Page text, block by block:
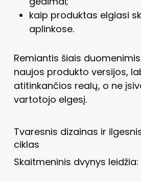
kaip produktas elgiasi
aplinkose.
Remiantis šiais
naujos produkto versijos,
atitinkančios realų, o ne
vartotojo elgesį.
Tvaresnis dizainas ir
ciklas
Skaitmeninis dvynys leidžia: